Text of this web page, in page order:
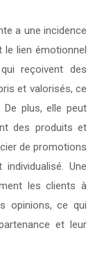
a une incidence
le lien émotionnel
reçoivent des
et valorisés, ce
plus, elle peut
des produits et
de promotions
Une
les clients à
opinions, ce qui
et leur